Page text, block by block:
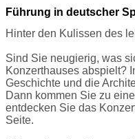
Führung in deutscher
Hinter den Kulissen des
Sind Sie neugierig, was
Konzerthauses abspielt?
Geschichte und die
Dann kommen Sie zu
entdecken Sie das
Seite.